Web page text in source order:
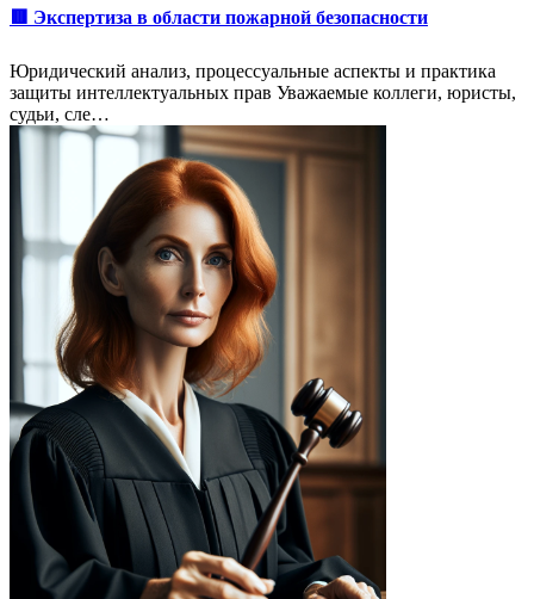
🟥 Экспертиза в области пожарной безопасности
Юридический анализ, процессуальные аспекты и практика
защиты интеллектуальных прав Уважаемые коллеги, юристы,
судьи, сле…